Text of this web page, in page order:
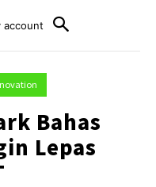
account
Bahas
Lepas